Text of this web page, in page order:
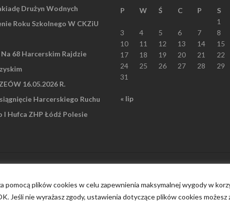
plików cookies w celu zapewnienia maksymalnej wygody w
Jeśli nie wyrażasz zgody, ustawienia dotyczące plików cookies możesz
Drużyn Wodnych
Roku Szkolnego W CKZiU
Na 68 Harcerskim Rajdzie
16.05.2026 R.
Harcerskiego Ruchu
I Hufca ZHP Łódź Polesie
P
W Ś C P S
1
3
4 5 6 7 8
10
11 12 13 14 15
17
18 19 20 21 22
24
25 26 27 28 29
31
« lip